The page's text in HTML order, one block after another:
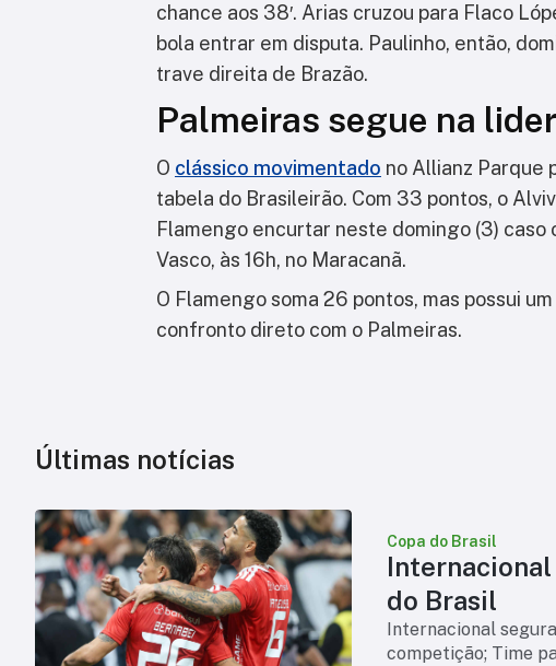
chance aos 38′. Arias cruzou para Flaco
bola entrar em disputa. Paulinho, então,
trave direita de Brazão.
Palmeiras segue na
O clássico movimentado no Allianz Parque
tabela do Brasileirão. Com 33 pontos, o
Flamengo encurtar neste domingo (3)
Vasco, às 16h, no Maracanã.
O Flamengo soma 26 pontos, mas possui
confronto direto com o Palmeiras.
Últimas notícias
Copa do Brasil
Internacional
do Brasil
Internacional
competição; Time